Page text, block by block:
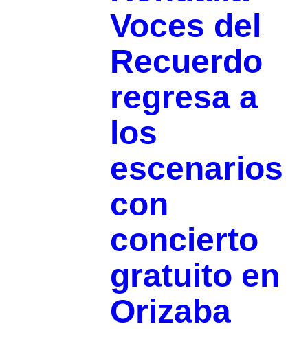
Voces del
Recuerdo
regresa a
los
escenarios
con
concierto
gratuito en
Orizaba